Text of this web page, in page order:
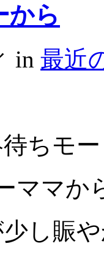
から
in 最近
ちモ
ママか
し賑